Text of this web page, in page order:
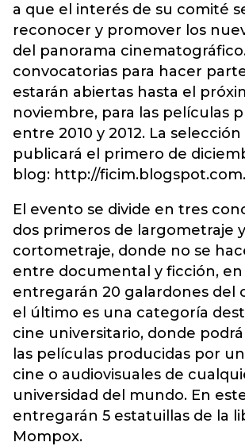
a que el interés de su comité
reconocer y promover los
del panorama
convocatorias para hacer
estarán abiertas hasta el
noviembre, para las películas
entre 2010 y 2012. La
publicará el primero de
blog: http://ficim.blogspot.com.
El evento se divide en tres
dos primeros de largometraje y
cortometraje, donde no se
entre documental y ficción, en
entregarán 20 galardones del
el último es una categoría
cine universitario, donde
las películas producidas por
cine o audiovisuales de
universidad del mundo. En
entregarán 5 estatuillas de la
Mompox.